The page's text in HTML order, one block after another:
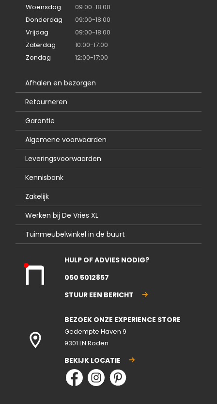
Woensdag
09:00-18:00
Donderdag
09:00-18:00
Vrijdag
09:00-18:00
Zaterdag
10:00-17:00
Zondag
12:00-17:00
Afhalen en bezorgen
Retourneren
Garantie
Algemene voorwaarden
Leveringsvoorwaarden
Kennisbank
Zakelijk
Werken bij De Vries XL
Tuinmeubelwinkel in de buurt
nte
ote
n
HULP OF ADVIES NODIG?
050 5012857
STUUR EEN BERICHT
BEZOEK ONZE EXPERIENCE STORE
Gedempte Haven 9
9301 LN Roden
BEKIJK LOCATIE